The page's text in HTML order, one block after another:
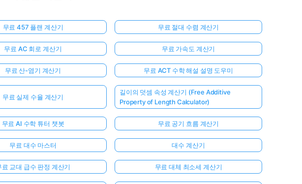
무료 457 플랜 계산기 무료 절대 수렴 계산기
무료 AC 회로 계산기 무료 가속도 계산기
무료 산-염기 계산기 무료 ACT 수학 해설 설명 도우미
무료 실제 수율 계산기
길이의 덧셈 속성 계산기 (Free Additive
Property of Length Calculator)
무료 AI 수학 튜터 챗봇 무료 공기 흐름 계산기
무료 대수 마스터 대수 계산기
료 교대 급수 판정 계산기 무료 대체 최소세 계산기